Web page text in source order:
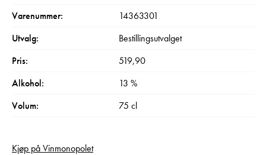
Varenummer:
14363301
Utvalg:
Bestillingsutvalget
Pris:
519,90
Alkohol:
13 %
Volum:
75 cl
Kjøp på Vinmonopolet